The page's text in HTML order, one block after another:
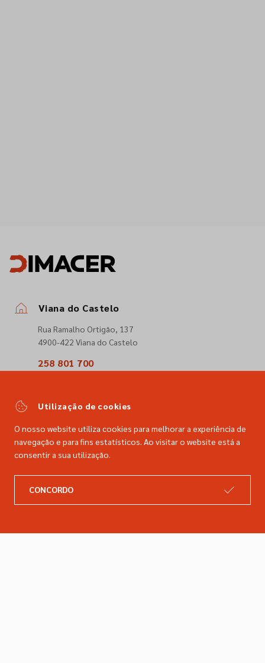
Viana do Castelo
Rua Ramalho Ortigão, 137
4900-422 Viana do Castelo
258 801 700
comercial@dimacer.com
Catálogo
Utilização de cookies
O nosso website utiliza cookies para melhorar a experiência de
navegação e para fins estatísticos. Ao visitar o website está a
consentir a sua utilização.
CONCORDO